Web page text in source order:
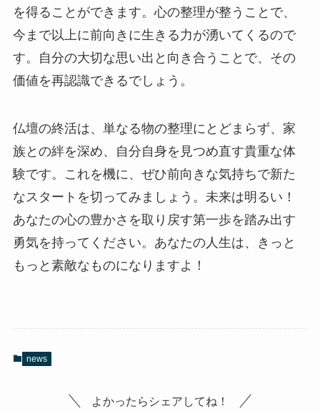
を得ることができます。心の整理が整うことで、
今まで以上に前向きに生きる力が湧いてくるので
す。自分の大切な思い出と向き合うことで、その
価値を再認識できるでしょう。
仏壇の終活は、単なる物の整理にとどまらず、家
族との絆を深め、自分自身を見つめ直す貴重な体
験です。これを機に、ぜひ前向きな気持ちで新た
なスタートを切ってみましょう。未来は明るい！
あなたの心の豊かさを取り戻す第一歩を踏み出す
勇気を持ってください。あなたの人生は、きっと
もっと素敵なものになりますよ！
news
よかったらシェアしてね！